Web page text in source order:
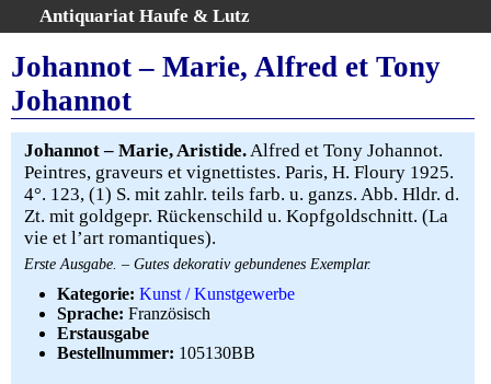
Antiquariat Haufe & Lutz
Home
Gesamtbestand
Erweiterte Suche
Kategorien
Schlagwörter
Warenkorb
AGB
Widerruf
Über uns
Aktuelle Kataloge
Johannot – Marie, Alfred et Tony
Johannot
Johannot – Marie, Aristide.Alfred et Tony Johannot.
Peintres, graveurs et vignettistes. Paris, H. Floury 1925.
4°. 123, (1) S. mit zahlr. teils farb. u. ganzs. Abb. Hldr. d.
Zt. mit goldgepr. Rückenschild u. Kopfgoldschnitt. (La
vie et l’art romantiques).
Erste Ausgabe. – Gutes dekorativ gebundenes Exemplar.
Kategorie: Kunst / Kunstgewerbe
Sprache: Französisch
Erstausgabe
Bestellnummer: 105130BB